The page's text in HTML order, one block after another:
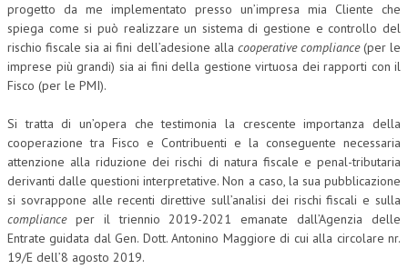
ECONOMIA DELL’ARTE
INTERNAZIONALIZZAZIONE
HUMAN RESOURCES
RISORSE UMANE
MARKETING
TREASURY IN FINANCIAL SERVICES
RISK MANAGEMENT
SVILUPPO SOSTENIBILE
progetto da me implementato presso un’impresa mia Cliente che
spiega come si può realizzare un sistema di gestione e controllo del
rischio fiscale sia ai fini dell’adesione alla cooperative compliance(per le
imprese più grandi) sia ai fini della gestione virtuosa dei rapporti con il
Fisco (per le PMI).
Si tratta di un’opera che testimonia la crescente importanza della
cooperazione tra Fisco e Contribuenti e la conseguente necessaria
attenzione alla riduzione dei rischi di natura fiscale e penal-tributaria
derivanti dalle questioni interpretative. Non a caso, la sua pubblicazione
si sovrappone alle recenti direttive sull’analisi dei rischi fiscali e sulla
complianceper il triennio 2019-2021 emanate dall’Agenzia delle
Entrate guidata dal Gen. Dott. Antonino Maggiore di cui alla circolare nr.
19/E dell’8 agosto 2019.